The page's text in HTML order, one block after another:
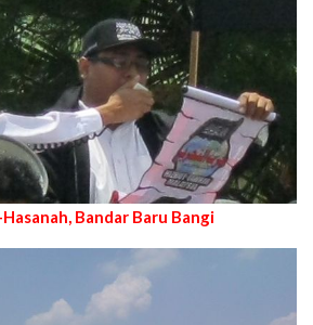
Bandar Baru Bangi